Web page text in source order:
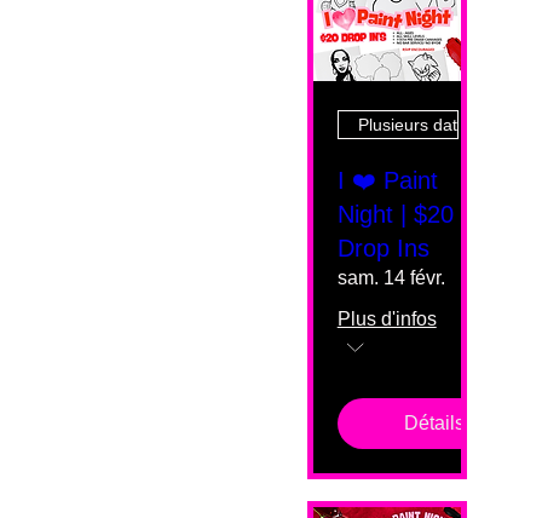
Plusieurs dates
I ❤️ Paint
Night | $20
Drop Ins
sam. 14 févr.
Plus d'infos
Détails